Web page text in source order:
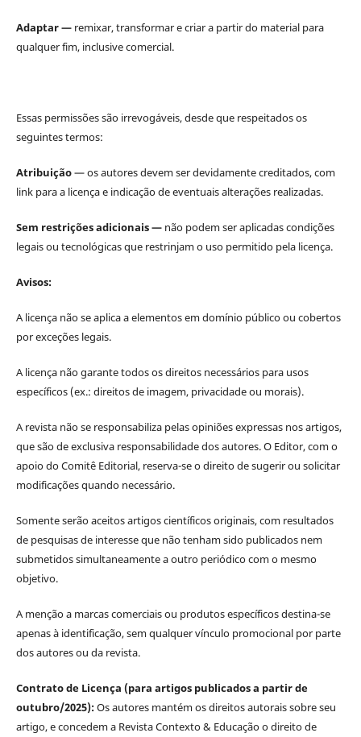
Adaptar —remixar, transformar e criar a partir do material para
qualquer fim, inclusive comercial.
Essas permissões são irrevogáveis, desde que respeitados os
seguintes termos:
Atribuição— os autores devem ser devidamente creditados, com
link para a licença e indicação de eventuais alterações realizadas.
Sem restrições adicionais — não podem ser aplicadas condições
legais ou tecnológicas que restrinjam o uso permitido pela licença.
Avisos:
A licença não se aplica a elementos em domínio público ou cobertos
por exceções legais.
A licença não garante todos os direitos necessários para usos
específicos (ex.: direitos de imagem, privacidade ou morais).
A revista não se responsabiliza pelas opiniões expressas nos artigos,
que são de exclusiva responsabilidade dos autores. O Editor, com o
apoio do Comitê Editorial, reserva-se o direito de sugerir ou solicitar
modificações quando necessário.
Somente serão aceitos artigos científicos originais, com resultados
de pesquisas de interesse que não tenham sido publicados nem
submetidos simultaneamente a outro periódico com o mesmo
objetivo.
A menção a marcas comerciais ou produtos específicos destina-se
apenas à identificação, sem qualquer vínculo promocional por parte
dos autores ou da revista.
Contrato de Licença (para artigos publicados a partir de
outubro/2025):Os autores mantém os direitos autorais sobre seu
artigo, e concedem a Revista Contexto & Educação o direito de